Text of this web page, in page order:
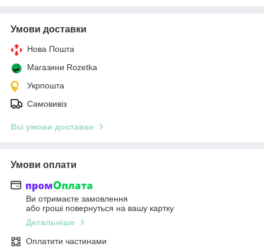
Умови доставки
Нова Пошта
Магазини Rozetka
Укрпошта
Самовивіз
Всі умови доставки
Умови оплати
Ви отримаєте замовлення
або гроші повернуться на вашу картку
Детальніше
Оплатити частинами